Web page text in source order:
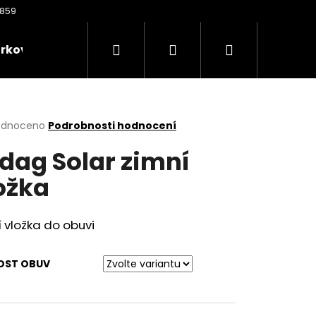
poukazy Oděvy Kontakty
Hledat PřihlášeníNákupní
Podrobnosti hodnocení
Solar zimní
vložka do obuvi
OBUV
Následující